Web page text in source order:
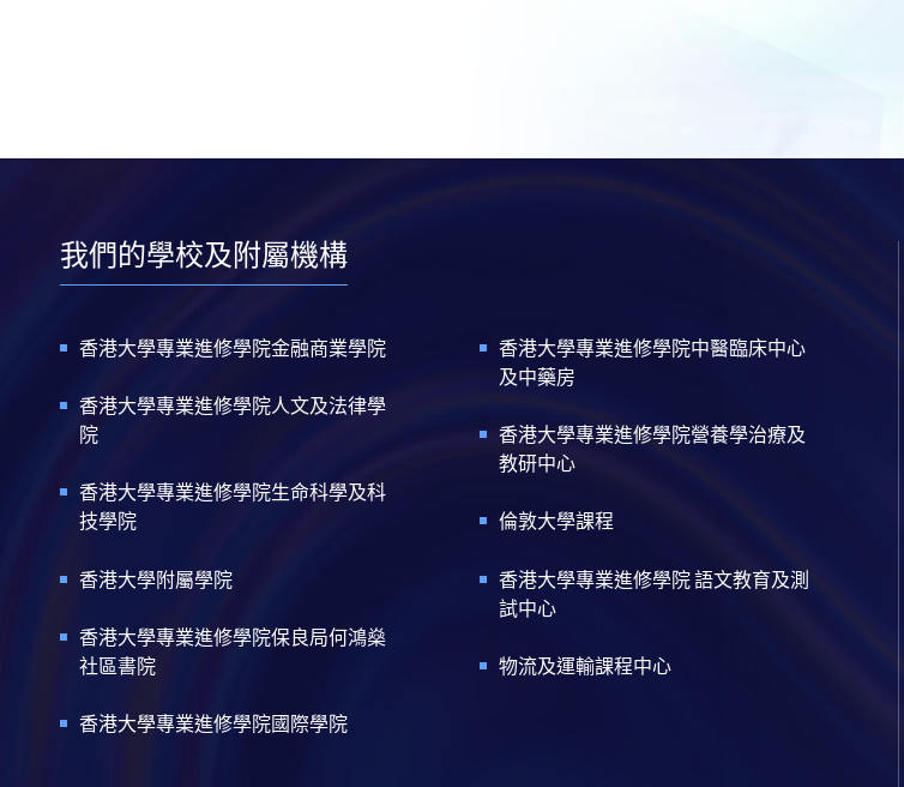
我們的學校及附屬機構
香港大學專業進修學院金融商業學院
香港大學專業進修學院人文及法律學
院
香港大學專業進修學院生命科學及科
技學院
香港大學附屬學院
香港大學專業進修學院保良局何鴻燊
社區書院
香港大學專業進修學院國際學院
香港大學專業進修學院中醫臨床中心
及中藥房
香港大學專業進修學院營養學治療及
教研中心
倫敦大學課程
香港大學專業進修學院 語文教育及測
試中心
物流及運輸課程中心